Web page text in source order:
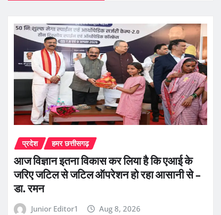
प्रदेश हमर छत्तीसगढ़
आज विज्ञान इतना विकास कर लिया है कि एआई के
जरिए जटिल से जटिल ऑपरेशन हो रहा आसानी से –
डा. रमन
Junior Editor1 Aug 8, 2026